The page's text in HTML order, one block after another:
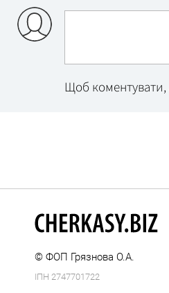
Щоб коментувати,
© ФОП Грязнова О.А.
ІПН 2747701722